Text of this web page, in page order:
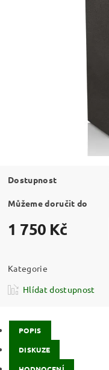
Dostupnost
Můžeme doručit do
1 750 Kč
Kategorie
Hlídat dostupnost
POPIS
DISKUZE